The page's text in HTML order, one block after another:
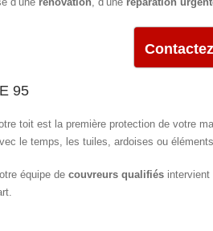
95
toit est la première protection de votre
le temps, les tuiles, ardoises ou
équipe de couvreurs qualifiés intervient